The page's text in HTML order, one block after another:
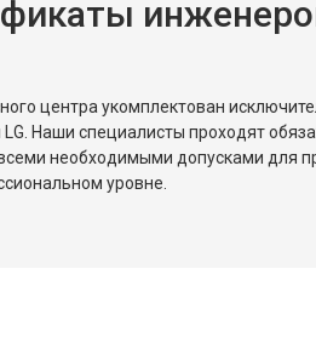
центра укомплектован
Наши специалисты проходят
необходимыми допусками для
уровне.